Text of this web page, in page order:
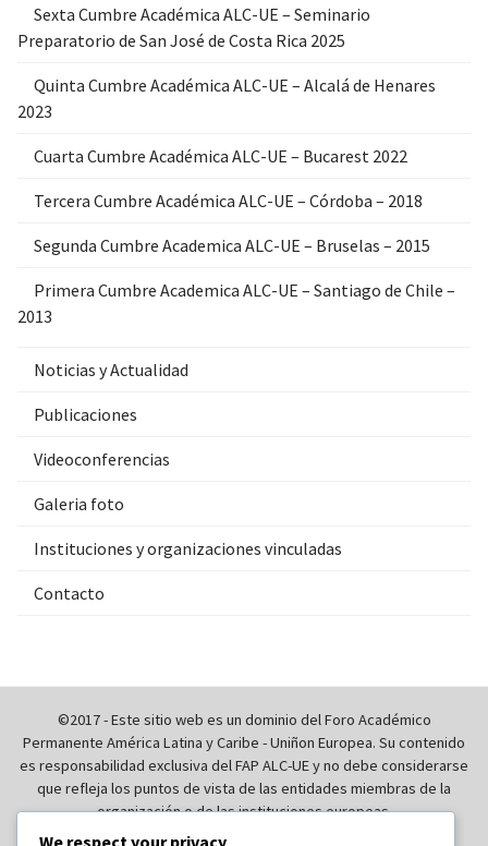
Sexta Cumbre Académica ALC-UE – Seminario
Preparatorio de San José de Costa Rica 2025
Quinta Cumbre Académica ALC-UE – Alcalá de Henares
2023
Cuarta Cumbre Académica ALC-UE – Bucarest 2022
Tercera Cumbre Académica ALC-UE – Córdoba – 2018
Segunda Cumbre Academica ALC-UE – Bruselas – 2015
Primera Cumbre Academica ALC-UE – Santiago de Chile –
2013
Noticias y Actualidad
Publicaciones
Videoconferencias
Galeria foto
Instituciones y organizaciones vinculadas
Contacto
©2017 - Este sitio web es un dominio del Foro Académico
Permanente América Latina y Caribe - Uniñon Europea. Su contenido
es responsabilidad exclusiva del FAP ALC-UE y no debe considerarse
que refleja los puntos de vista de las entidades miembras de la
organización o de las instituciones europeas.
We respect your privacy